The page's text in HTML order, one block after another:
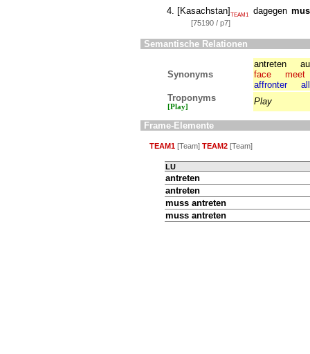
[Kasachstan]TEAM1 dagegen
[75190 / p7]
Semantische Relationen
Synonyms
antreten
face
meet
affronter
Troponyms
[Play]
Play
Frame-Elemente
TEAM1 [Team] TEAM2 [Team]
LU
antreten
antreten
muss antreten
muss antreten